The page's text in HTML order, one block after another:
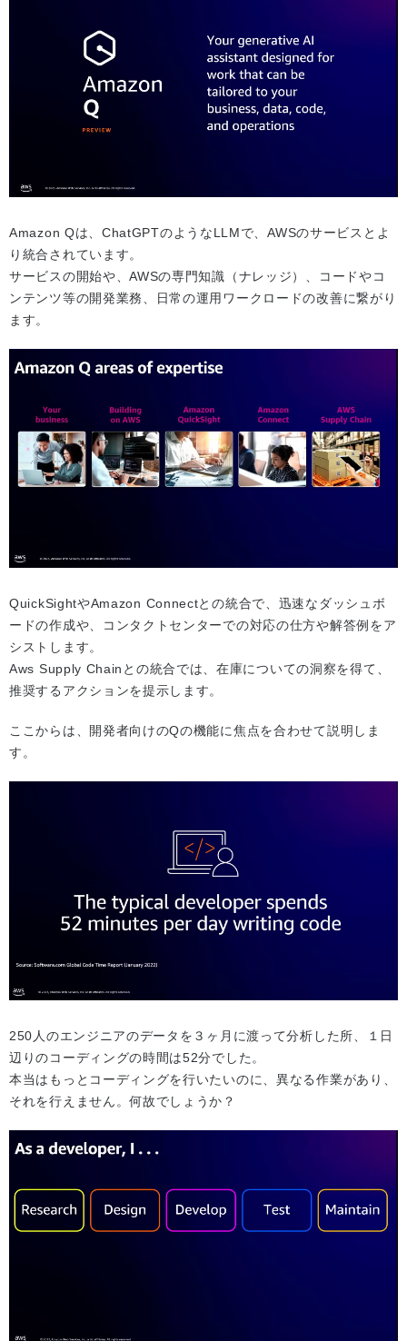
Amazon Qは、ChatGPTのようなLLMで、AWSのサービスとよ
り統合されています。
サービスの開始や、AWSの専門知識（ナレッジ）、コードやコ
ンテンツ等の開発業務、日常の運用ワークロードの改善に繋がり
ます。
QuickSightやAmazon Connectとの統合で、迅速なダッシュボ
ードの作成や、コンタクトセンターでの対応の仕方や解答例をア
シストします。
Aws Supply Chainとの統合では、在庫についての洞察を得て、
推奨するアクションを提示します。
ここからは、開発者向けのQの機能に焦点を合わせて説明しま
す。
250人のエンジニアのデータを３ヶ月に渡って分析した所、１日
辺りのコーディングの時間は52分でした。
本当はもっとコーディングを行いたいのに、異なる作業があり、
それを行えません。何故でしょうか？